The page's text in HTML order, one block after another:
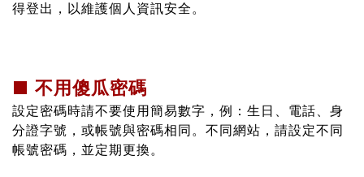
得登出，以維護個人資訊安全。
■ 不用傻瓜密碼
設定密碼時請不要使用簡易數字，例：生日、電話、身
分證字號，或帳號與密碼相同。不同網站，請設定不同
帳號密碼，並定期更換。